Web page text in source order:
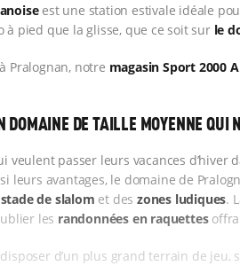
est une station estivale idéale
pied que la glisse, que ce soit sur le
Pralognan, notre magasin Sport 2000
DOMAINE DE TAILLE MOYENNE QUI
veulent passer leurs vacances
leurs avantages, le domaine de
stade de slalom et deszones ludiques.
les randonnées en raquettes
d’un plus grand terrain de jeu,